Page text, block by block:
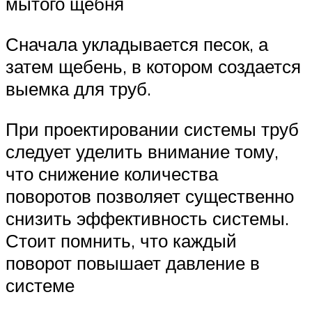
Сначала укладывается песок, а
затем щебень, в котором создается
выемка для труб.
При проектировании системы труб
следует уделить внимание тому,
что снижение количества
поворотов позволяет существенно
снизить эффективность системы.
Стоит помнить, что каждый
поворот повышает давление в
системе